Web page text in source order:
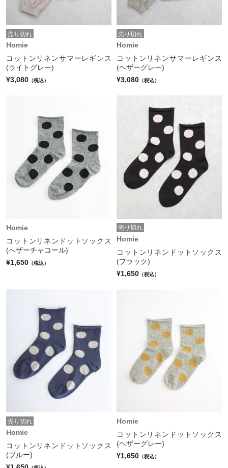
売り切れ
Homie
コットンリネンサマーレギンス
(ライトグレー)
¥3,080 （税込）
売り切れ
Homie
コットンリネンサマーレギンス
(ヘザーグレー)
¥3,080 （税込）
Homie
コットンリネンドットソックス
(へザーチャコール)
¥1,650 （税込）
売り切れ
Homie
コットンリネンドットソックス
(ブラック)
¥1,650 （税込）
売り切れ
Homie
コットンリネンドットソックス
(ブルー)
Homie
コットンリネンドットソックス
(ヘザーグレー)
¥1,650 （税込）